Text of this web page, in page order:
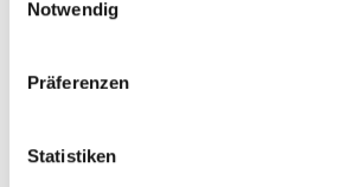
Notwendig
Präferenzen
Statistiken
Beschreibung